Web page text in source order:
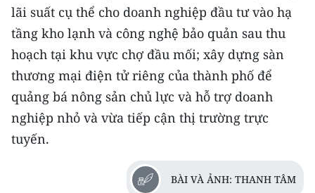
lãi suất cụ thể cho doanh nghiệp đầu tư vào hạ
tầng kho lạnh và công nghệ bảo quản sau thu
hoạch tại khu vực chợ đầu mối; xây dựng sàn
thương mại điện tử riêng của thành phố để
quảng bá nông sản chủ lực và hỗ trợ doanh
nghiệp nhỏ và vừa tiếp cận thị trường trực
tuyến.
BÀI VÀ ẢNH: THANH TÂM